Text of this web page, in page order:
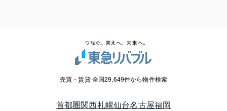
売買・賃貸 全国29,649件から物件検索
首都圏関西札幌仙台名古屋福岡